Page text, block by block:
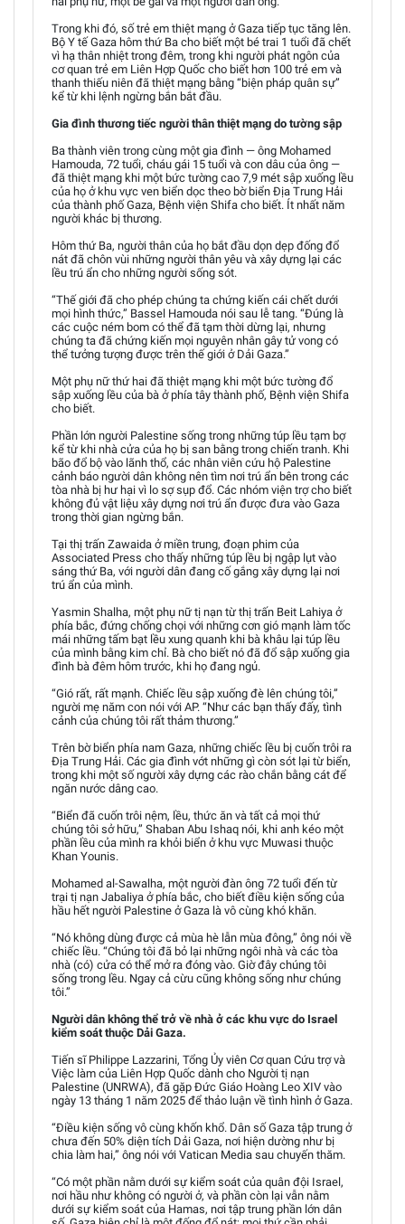
Trong khi đó, số trẻ em thiệt mạng ở Gaza tiếp tục tăng lên.
Bộ Y tế Gaza hôm thứ Ba cho biết một bé trai 1 tuổi đã chết
vì hạ thân nhiệt trong đêm, trong khi người phát ngôn của
cơ quan trẻ em Liên Hợp Quốc cho biết hơn 100 trẻ em và
thanh thiếu niên đã thiệt mạng bằng “biện pháp quân sự”
kể từ khi lệnh ngừng bắn bắt đầu.
Gia đình thương tiếc người thân thiệt mạng do tường sập
Ba thành viên trong cùng một gia đình — ông Mohamed
Hamouda, 72 tuổi, cháu gái 15 tuổi và con dâu của ông —
đã thiệt mạng khi một bức tường cao 7,9 mét sập xuống lều
của họ ở khu vực ven biển dọc theo bờ biển Địa Trung Hải
của thành phố Gaza, Bệnh viện Shifa cho biết. Ít nhất năm
người khác bị thương.
Hôm thứ Ba, người thân của họ bắt đầu dọn dẹp đống đổ
nát đã chôn vùi những người thân yêu và xây dựng lại các
lều trú ẩn cho những người sống sót.
“Thế giới đã cho phép chúng ta chứng kiến cái chết dưới
mọi hình thức,” Bassel Hamouda nói sau lễ tang. “Đúng là
các cuộc ném bom có thể đã tạm thời dừng lại, nhưng
chúng ta đã chứng kiến mọi nguyên nhân gây tử vong có
thể tưởng tượng được trên thế giới ở Dải Gaza.”
Một phụ nữ thứ hai đã thiệt mạng khi một bức tường đổ
sập xuống lều của bà ở phía tây thành phố, Bệnh viện Shifa
cho biết.
Phần lớn người Palestine sống trong những túp lều tạm bợ
kể từ khi nhà cửa của họ bị san bằng trong chiến tranh. Khi
bão đổ bộ vào lãnh thổ, các nhân viên cứu hộ Palestine
cảnh báo người dân không nên tìm nơi trú ẩn bên trong các
tòa nhà bị hư hại vì lo sợ sụp đổ. Các nhóm viện trợ cho biết
không đủ vật liệu xây dựng nơi trú ẩn được đưa vào Gaza
trong thời gian ngừng bắn.
Tại thị trấn Zawaida ở miền trung, đoạn phim của
Associated Press cho thấy những túp lều bị ngập lụt vào
sáng thứ Ba, với người dân đang cố gắng xây dựng lại nơi
trú ẩn của mình.
Yasmin Shalha, một phụ nữ tị nạn từ thị trấn Beit Lahiya ở
phía bắc, đứng chống chọi với những cơn gió mạnh làm tốc
mái những tấm bạt lều xung quanh khi bà khâu lại túp lều
của mình bằng kim chỉ. Bà cho biết nó đã đổ sập xuống gia
đình bà đêm hôm trước, khi họ đang ngủ.
“Gió rất, rất mạnh. Chiếc lều sập xuống đè lên chúng tôi,”
người mẹ năm con nói với AP. “Như các bạn thấy đấy, tình
cảnh của chúng tôi rất thảm thương.”
Trên bờ biển phía nam Gaza, những chiếc lều bị cuốn trôi ra
Địa Trung Hải. Các gia đình vớt những gì còn sót lại từ biển,
trong khi một số người xây dựng các rào chắn bằng cát để
ngăn nước dâng cao.
“Biển đã cuốn trôi nệm, lều, thức ăn và tất cả mọi thứ
chúng tôi sở hữu,” Shaban Abu Ishaq nói, khi anh kéo một
phần lều của mình ra khỏi biển ở khu vực Muwasi thuộc
Khan Younis.
Mohamed al-Sawalha, một người đàn ông 72 tuổi đến từ
trại tị nạn Jabaliya ở phía bắc, cho biết điều kiện sống của
hầu hết người Palestine ở Gaza là vô cùng khó khăn.
“Nó không dùng được cả mùa hè lẫn mùa đông,” ông nói về
chiếc lều. “Chúng tôi đã bỏ lại những ngôi nhà và các tòa
nhà (có) cửa có thể mở ra đóng vào. Giờ đây chúng tôi
sống trong lều. Ngay cả cừu cũng không sống như chúng
tôi.”
Người dân không thể trở về nhà ở các khu vực do Israel
kiểm soát thuộc Dải Gaza.
Tiến sĩ Philippe Lazzarini, Tổng Ủy viên Cơ quan Cứu trợ và
Việc làm của Liên Hợp Quốc dành cho Người tị nạn
Palestine (UNRWA), đã gặp Đức Giáo Hoàng Leo XIV vào
ngày 13 tháng 1 năm 2025 để thảo luận về tình hình ở Gaza.
“Điều kiện sống vô cùng khốn khổ. Dân số Gaza tập trung ở
chưa đến 50% diện tích Dải Gaza, nơi hiện dường như bị
chia làm hai,” ông nói với Vatican Media sau chuyến thăm.
“Có một phần nằm dưới sự kiểm soát của quân đội Israel,
nơi hầu như không có người ở, và phần còn lại vẫn nằm
dưới sự kiểm soát của Hamas, nơi tập trung phần lớn dân